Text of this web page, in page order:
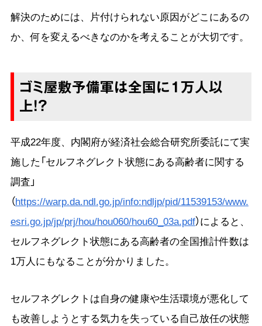
解決のためには、片付けられない原因がどこにあるの
か、何を変えるべきなのかを考えることが大切です。
ゴミ屋敷予備軍は全国に1万人以
上！？
平成22年度、内閣府が経済社会総合研究所委託にて実
施した「セルフネグレクト状態にある高齢者に関する
調査」
（https://warp.da.ndl.go.jp/info:ndljp/pid/11539153/www.
esri.go.jp/jp/prj/hou/hou060/hou60_03a.pdf）によると、
セルフネグレクト状態にある高齢者の全国推計件数は
1万人にもなることが分かりました。
セルフネグレクトは自身の健康や生活環境が悪化して
も改善しようとする気力を失っている自己放任の状態